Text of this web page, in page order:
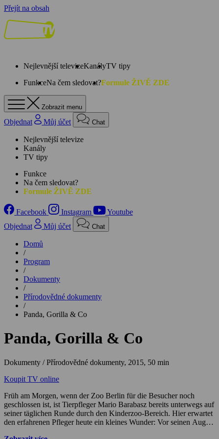
Přejít na obsah
Nejlevnější televizeKanályTV tipy
FunkceNa čem sledovat?Formule ŽIVĚ ZDE
Zobrazit menu
Objednat Můj účet Chat
Nejlevnější televize
Kanály
TV tipy
Funkce
Na čem sledovat?
Formule ŽIVĚ ZDE
Facebook Instagram
Youtube
Objednat
Můj účet Chat
Domů
/
Program
/
Dokumenty
/
Přírodovědné dokumenty
/
Panda, Gorilla & Co
Panda, Gorilla & Co
Dokumenty / Přírodovědné dokumenty, 2015, 50 min
Koupit TV online
Früh am Morgen, wenn der Zoo Berlin für die Besucher noch
geschlossen ist, ist Tierpfleger Mario Barabasz bereits unterwegs auf
seiner täglichen Runde durch den Kinderzoo-Bereich. Hier erwartet
den erfahrenen Pfleger heute ein kleines Wunder: Vor seinen Augen